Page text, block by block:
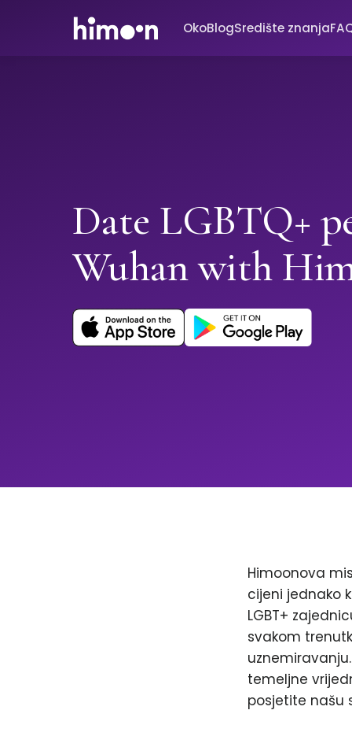
OkoBlogSredište znanja
Date LGBTQ+
Wuhan with
Himoonova
cijeni jednako
LGBT+
svakom
temeljne
posjetite našu